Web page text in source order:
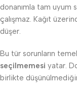
donanımla tam
çalışmaz. Kağıt
düşer.
Bu tür sorunların
seçilmemesi yatar.
birlikte